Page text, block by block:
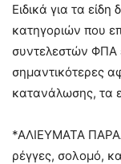
Ειδικά για τα
κατηγοριών που
συντελεστών ΦΠΑ
σημαντικότερες
κατανάλωσης, τα
*ΑΛΙΕΥΜΑΤΑ
ρέγγες, σολομό,